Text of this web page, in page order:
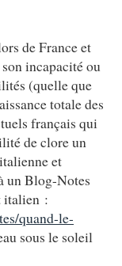
de France et
incapacité ou
(quelle que
totale des
français qui
de clore un
et
un Blog-Notes
italien :
quand-le-
sous le soleil